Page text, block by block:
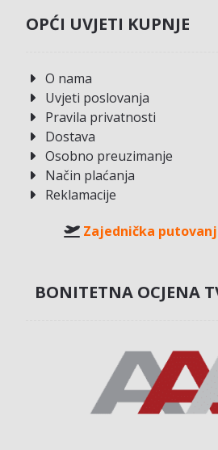
OPĆI UVJETI KUPNJE
O nama
Uvjeti poslovanja
Pravila privatnosti
Dostava
Osobno preuzimanje
Način plaćanja
Reklamacije
Zajednička
BONITETNA OCJENA